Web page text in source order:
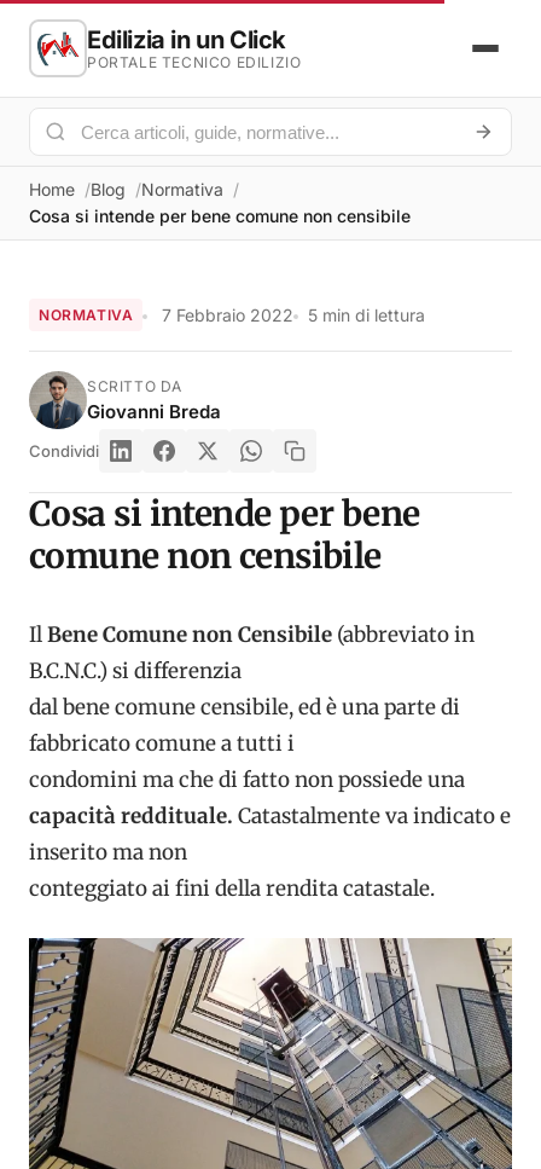
Edilizia in un Click
PORTALE TECNICO EDILIZIO
Home Blog
Normativa
Cosa si intende per bene comune non censibile
NORMATIVA 7 Febbraio 2022 5 min di lettura
SCRITTO DA
Giovanni Breda
Condividi
Cosa si intende per bene
comune non censibile
IlBene Comune non Censibile (abbreviato in
B.C.N.C.) si differenzia
dal bene comune censibile, ed è una parte di
fabbricato comune a tutti i
condomini ma che di fatto non possiede una
capacità reddituale. Catastalmente va indicato e
inserito ma non
conteggiato ai fini della rendita catastale.